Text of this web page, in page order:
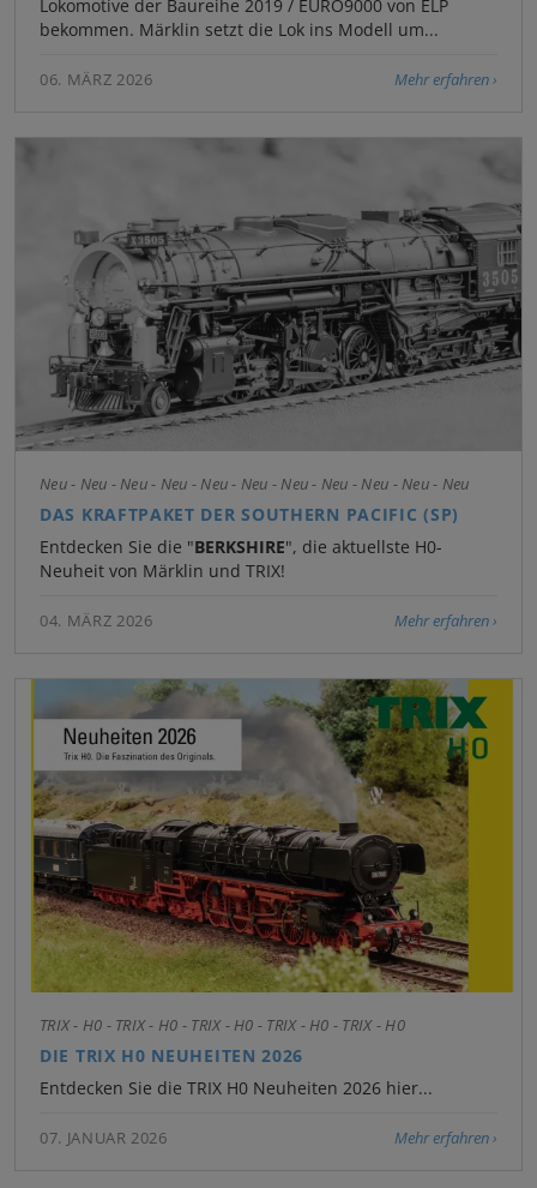
Lokomotive der Baureihe 2019 / EURO9000 von ELP
bekommen. Märklin setzt die Lok ins Modell um...
06. MÄRZ 2026 Mehr erfahren
Neu - Neu - Neu - Neu - Neu - Neu - Neu - Neu - Neu - Neu - Neu
DAS KRAFTPAKET DER SOUTHERN PACIFIC (SP)
Entdecken Sie die "BERKSHIRE", die aktuellste H0-
Neuheit von Märklin und TRIX!
04. MÄRZ 2026 Mehr erfahren
TRIX - H0 - TRIX - H0 - TRIX - H0 - TRIX - H0 - TRIX - H0
DIE TRIX H0 NEUHEITEN 2026
Entdecken Sie die TRIX H0 Neuheiten 2026 hier...
07. JANUAR 2026 Mehr erfahren